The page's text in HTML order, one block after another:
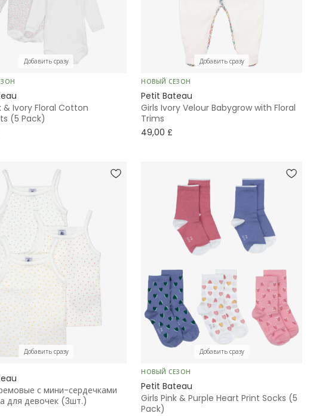
Добавить сразу
& Ivory Floral Cotton
(5 Pack)
Добавить сразу
НОВЫЙ СЕЗОН
Petit Bateau
Girls Ivory Velour Babygrow with Floral
Trims
49,00 £
Добавить сразу
с мини-сердечками
для девочек (3шт.)
Добавить сразу
НОВЫЙ СЕЗОН
Petit Bateau
Girls Pink & Purple Heart Print Socks (5
Pack)